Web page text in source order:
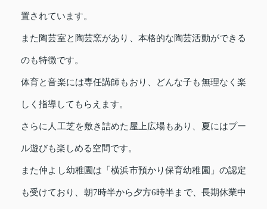
置されています。
また陶芸室と陶芸窯があり、本格的な陶芸活動ができる
のも特徴です。
体育と音楽には専任講師もおり、どんな子も無理なく楽
しく指導してもらえます。
さらに人工芝を敷き詰めた屋上広場もあり、夏にはプー
ル遊びも楽しめる空間です。
また仲よし幼稚園は「横浜市預かり保育幼稚園」の認定
も受けており、朝7時半から夕方6時半まで、長期休業中